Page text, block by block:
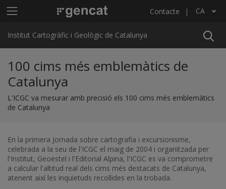
Menú principal ICGC Contacte CA
Llista les accions addicionals
Institut Cartogràfic i Geològic de Catalunya
100 cims més emblemàtics de
Catalunya
L'ICGC va mesurar amb precisió els 100 cims més emblemàtics
de Catalunya
En la primera Jornada sobre cartografia i excursionisme,
celebrada a la seu de l'ICGC el maig de 2004 i organitzada per
l'Institut, Geoestel i l'Editorial Alpina, l'ICGC es va comprometre
a calcular l'altitud real dels cims més destacats de Catalunya,
atenent així les inquietuds recollides en la trobada.